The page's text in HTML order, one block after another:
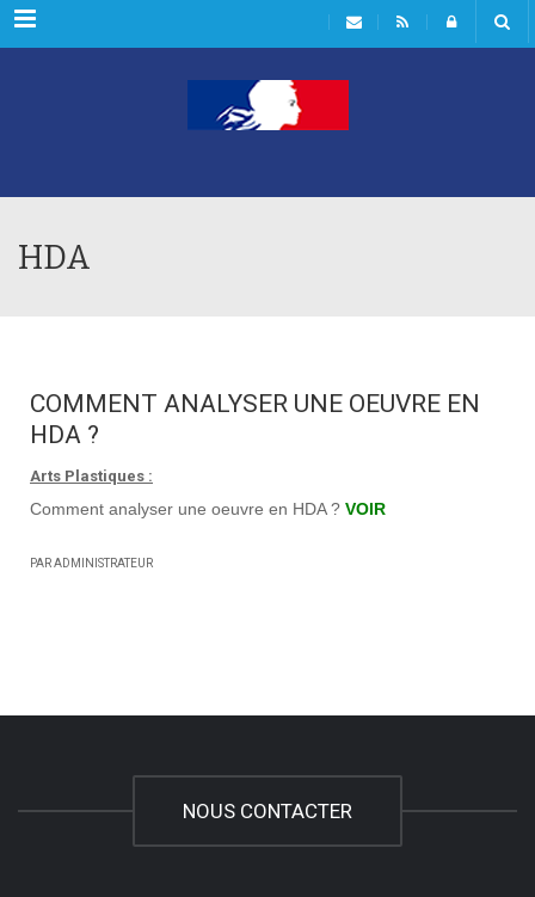
Rubriques
HDA
COMMENT ANALYSER UNE OEUVRE EN
HDA ?
Arts Plastiques :
Comment analyser une oeuvre en HDA ? VOIR
PAR ADMINISTRATEUR
NOUS CONTACTER